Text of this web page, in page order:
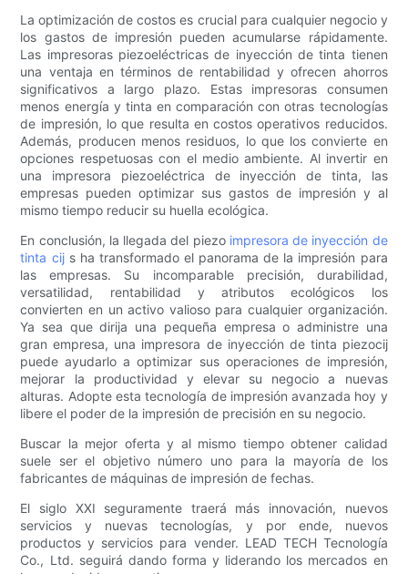
La optimización de costos es crucial para cualquier negocio y
los gastos de impresión pueden acumularse rápidamente.
Las impresoras piezoeléctricas de inyección de tinta tienen
una ventaja en términos de rentabilidad y ofrecen ahorros
significativos a largo plazo. Estas impresoras consumen
menos energía y tinta en comparación con otras tecnologías
de impresión, lo que resulta en costos operativos reducidos.
Además, producen menos residuos, lo que los convierte en
opciones respetuosas con el medio ambiente. Al invertir en
una impresora piezoeléctrica de inyección de tinta, las
empresas pueden optimizar sus gastos de impresión y al
mismo tiempo reducir su huella ecológica.
En conclusión, la llegada del piezo impresora de inyección de
tinta cij s ha transformado el panorama de la impresión para
las empresas. Su incomparable precisión, durabilidad,
versatilidad, rentabilidad y atributos ecológicos los
convierten en un activo valioso para cualquier organización.
Ya sea que dirija una pequeña empresa o administre una
gran empresa, una impresora de inyección de tinta piezocij
puede ayudarlo a optimizar sus operaciones de impresión,
mejorar la productividad y elevar su negocio a nuevas
alturas. Adopte esta tecnología de impresión avanzada hoy y
libere el poder de la impresión de precisión en su negocio.
Buscar la mejor oferta y al mismo tiempo obtener calidad
suele ser el objetivo número uno para la mayoría de los
fabricantes de máquinas de impresión de fechas.
El siglo XXI seguramente traerá más innovación, nuevos
servicios y nuevas tecnologías, y por ende, nuevos
productos y servicios para vender. LEAD TECH Tecnología
Co., Ltd. seguirá dando forma y liderando los mercados en